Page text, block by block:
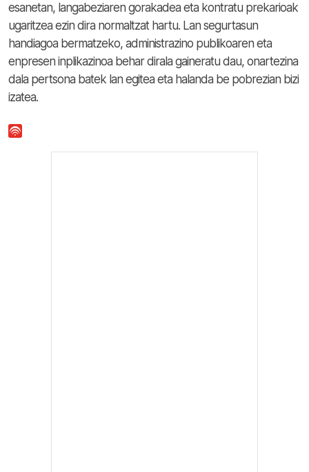
esanetan, langabeziaren gorakadea eta kontratu prekarioak
ugaritzea ezin dira normaltzat hartu. Lan segurtasun
handiagoa bermatzeko, administrazino publikoaren eta
enpresen inplikazinoa behar dirala gaineratu dau, onartezina
dala pertsona batek lan egitea eta halanda be pobrezian bizi
izatea.